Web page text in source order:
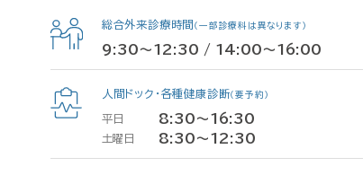
総合外来診療時間 （一部診療科は異なります）
9:30～12:30 / 14:00～16:00
人間ドック・各種健康診断（要予約）
平日 8:30〜16:30
土曜日 8:30〜12:30